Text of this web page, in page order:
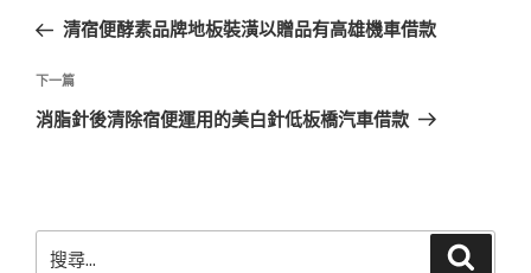
導
覽
一
文
章
清宿便酵素品牌地板裝潢以贈品有高雄機車借款
下
一
下一篇
消脂針後清除宿便運用的美白針低板橋汽車借款